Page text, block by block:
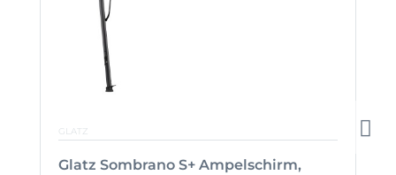
GLATZ
Glatz Sombrano S+ Ampelschirm,